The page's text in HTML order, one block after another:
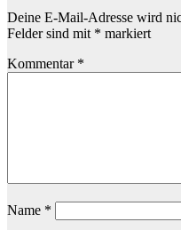
Deine E-Mail-Adresse wird
Felder sind mit * markiert
Kommentar *
Name *